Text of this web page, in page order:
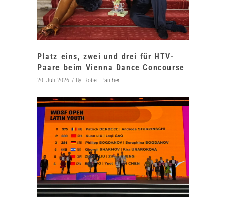
Platz eins, zwei und drei für HTV-
Paare beim Vienna Dance Concourse
20. Juli 2026 By Robert Panther